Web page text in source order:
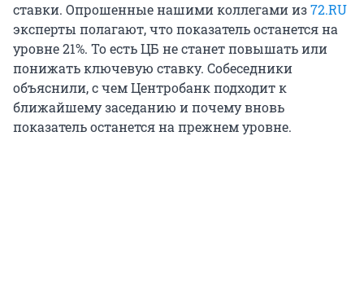
ставки. Опрошенные нашими коллегами из72.RU
эксперты полагают, что показатель останется на
уровне 21%. То есть ЦБ не станет повышать или
понижать ключевую ставку. Собеседники
объяснили, с чем Центробанк подходит к
ближайшему заседанию и почему вновь
показатель останется на прежнем уровне.